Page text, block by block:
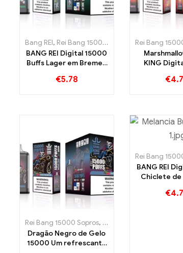
Bang REI, Rei Bang 15000 Sopros Cigarro
BANG REI Digital 15000
Buffs Lager em Bremen
€5.78
Rei Bang
KING
€
Rei Bang 15000 Sopros, Cigarros eletrônicos
Dragão Negro de Gelo
15000 Um refrescante
Rei Bang
BANG REI
Chiclete de
encantar
€